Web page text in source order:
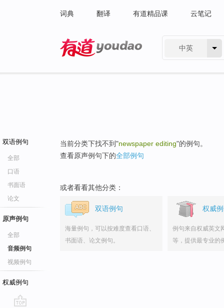
词典 翻译 有道精品课 云笔记
中英
双语例句
全部
口语
书面语
论文
原声例句
全部
音频例句
视频例句
权威例句
当前分类下找不到"newspaper editing"的例句。
查看原声例句下的全部例句
或者看看其他分类：
双语例句
海量例句，可以按难度查看口语、
书面语、论文例句。
权威
例句来自权威英文
等，提供最专业的